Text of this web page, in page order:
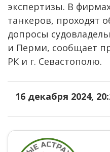
экспертизы. В
танкеров, проходят
допросы
и Перми, сообщает
РК и г. Севастополю.
16 декабря 2024,